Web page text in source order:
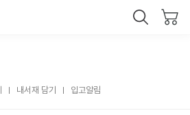
내서재 담기 입고알림